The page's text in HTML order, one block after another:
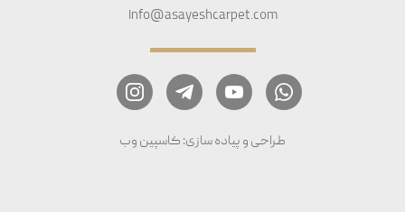
طراحی و پیاده سازی: کاسپین وب
Info@asayeshcarpet.com